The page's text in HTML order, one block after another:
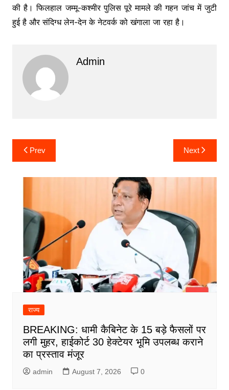
की है। फिलहाल जम्मू-कश्मीर पुलिस पूरे मामले की गहन जांच में जुटी
हुई है और संदिग्ध लेन-देन के नेटवर्क को खंगाला जा रहा है।
Admin
Post
navigation
Prev Next
राज्य
BREAKING: धामी कैबिनेट के 15 बड़े फैसलों पर
लगी मुहर, हाईकोर्ट 30 हेक्टेयर भूमि उपलब्ध कराने
का प्रस्ताव मंजूर
admin August 7, 2026 0